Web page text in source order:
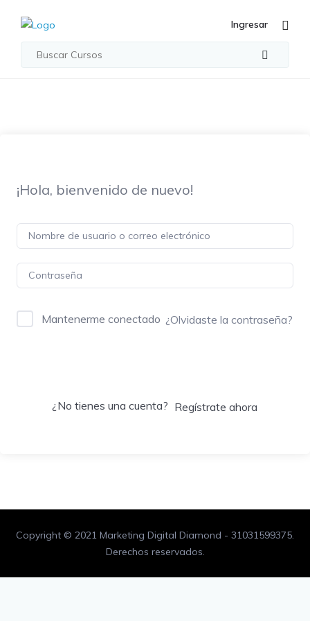
Ingresar
¡Hola, bienvenido de nuevo!
Mantenerme conectado ¿Olvidaste la contraseña?
¿No tienes una cuenta? Regístrate ahora
Copyright © 2021 Marketing Digital Diamond - 31031599375.
Derechos reservados.